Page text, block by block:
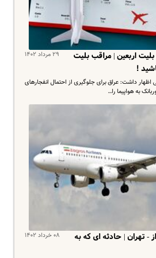
۲۹ مرداد ۱۴۰۲
اربعین | مراقب بلیت
!
داشت: عراق برای جلوگیری از احتمال انفجارهای
به هواپیما را…
۰۸ خرداد ۱۴۰۲
- تهران | حادثه ای که به